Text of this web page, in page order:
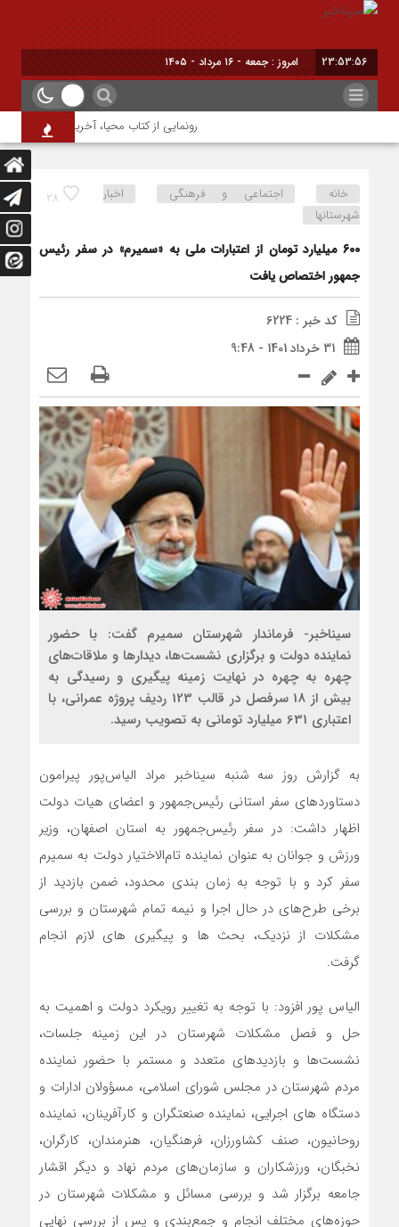
23:53:57 امروز : جمعه - ۱۶ مرداد - ۱۴۰۵
رونمایی از کتاب محیا، آخرین اثر نویسنده
28 خانه اجتماعی و فرهنگی
اخبار
شهرستانها
۶۰۰ میلیارد تومان از اعتبارات ملی به «سمیرم» در سفر رئیس
جمهور اختصاص یافت
کد خبر : 6224
31 خرداد 1401 - 9:48
سیناخبر- فرماندار شهرستان سمیرم گفت: با حضور
نماینده دولت و برگزاری نشست‌ها، دیدارها و ملاقات‌های
چهره به چهره در نهایت زمینه پیگیری و رسیدگی به
بیش از 18 سرفصل در قالب 123 ردیف پروژه عمرانی، با
اعتباری 631 میلیارد تومانی به تصویب رسید.
به گزارش روز سه شنبه سیناخبر مراد الیاس‌پور پیرامون
دستاوردهای سفر استانی رئیس‌جمهور و اعضای هیات دولت
اظهار داشت: در سفر رئیس‌جمهور به استان اصفهان، وزیر
ورزش و جوانان به عنوان نماینده تام‌الاختیار دولت به سمیرم
سفر کرد و با توجه به زمان بندی محدود، ضمن بازدید از
برخی طرح‌های در حال اجرا و نیمه تمام شهرستان و بررسی
مشکلات از نزدیک، بحث ها و پیگیری های لازم انجام
گرفت.
الیاس پور افزود: با توجه به تغییر رویکرد دولت و اهمیت به
حل و فصل مشکلات شهرستان در این زمینه جلسات،
نشست‌ها و بازدیدهای متعدد و مستمر با حضور نماینده
مردم شهرستان در مجلس شورای اسلامی، مسؤولان ادارات و
دستگاه های اجرایی، نماینده صنعتگران و کارآفرینان، نماینده
روحانیون، صنف کشاورزان، فرهنگیان، هنرمندان، کارگران،
نخبگان، ورزشکاران و سازمان‌های مردم نهاد و دیگر اقشار
جامعه برگزار شد و بررسی مسائل و مشکلات شهرستان در
حوزه‌های مختلف انجام و جمع‌بندی و پس از بررسی نهایی